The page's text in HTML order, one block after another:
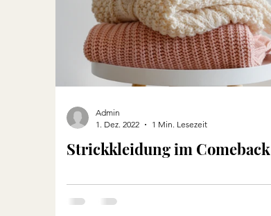
Strickkleidung im Comeback
Admin
1. Dez. 2022
1 Min. Lesezeit